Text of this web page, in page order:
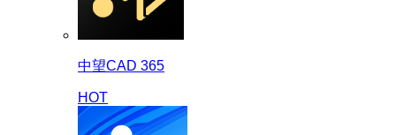
中望CAD 365
HOT